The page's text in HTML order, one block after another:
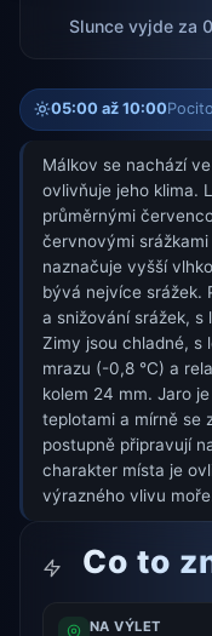
Slunce vyjde za
05:00 až 10:00
Málkov se nachází
ovlivňuje jeho klima.
průměrnými
červnovými
naznačuje vyšší
bývá nejvíce srážek.
a snižování srážek, s
Zimy jsou chladné, s
mrazu (-0,8 °C) a
kolem 24 mm. Jaro
teplotami a mírně se
postupně připravují
charakter místa je
výrazného vlivu
Co to
NA VÝLET